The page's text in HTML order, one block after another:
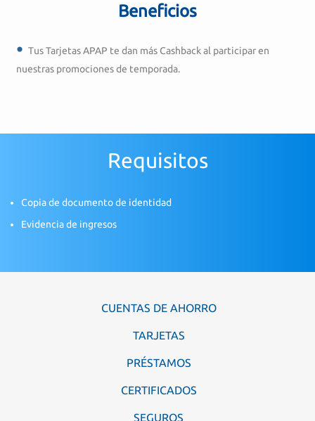
Beneficios
Tus Tarjetas APAP te dan más Cashback al participar en
nuestras promociones de temporada.
Requisitos
Copia de documento de identidad
Evidencia de ingresos
CUENTAS DE AHORRO
TARJETAS
PRÉSTAMOS
CERTIFICADOS
SEGUROS